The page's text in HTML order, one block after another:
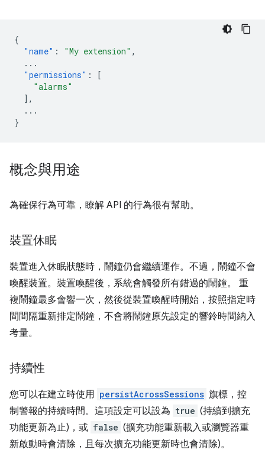
{
"name" : "My extension" ,
...
"permissions" :
[
"alarms"
],
...
}
概念與用途
為確保行為可靠，瞭解 API 的行為很有幫助。
裝置休眠
裝置進入休眠狀態時，鬧鐘仍會繼續運作。不過，鬧鐘不會
喚醒裝置。裝置喚醒後，系統會觸發所有錯過的鬧鐘。 重
複鬧鐘最多會響一次，然後從裝置喚醒時開始，按照指定時
間間隔重新排定鬧鐘，不會將鬧鐘原先設定的響鈴時間納入
考量。
持續性
您可以在建立時使用 persistAcrossSessions 旗標，控
制警報的持續時間。這項設定可以設為 true (持續到擴充
功能更新為止)，或 false (擴充功能重新載入或瀏覽器重
新啟動時會清除，且每次擴充功能更新時也會清除)。